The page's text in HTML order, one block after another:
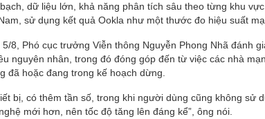
dữ liệu lớn, khả năng phân tích sâu theo từng khu
sử dụng kết quả Ookla như một thước đo hiệu suất
8, Phó cục trưởng Viễn thông Nguyễn Phong Nhã đánh
nguyên nhân, trong đó đóng góp đến từ việc các nhà
đã hoặc đang trong kế hoạch dừng.
bị, có thêm tần số, trong khi người dùng cũng không sử
mới hơn, nên tốc độ tăng lên đáng kể”, ông nói.